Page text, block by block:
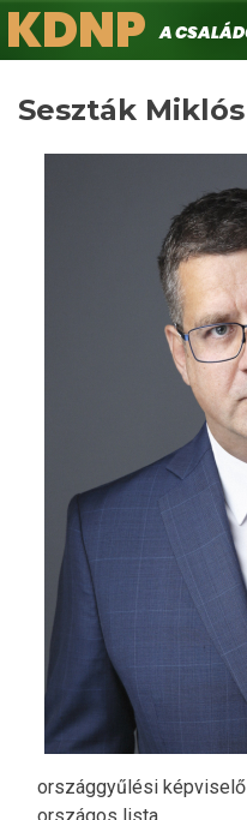
Ugrás
a
Keresés
KDNPA családokért.
Seszták Miklós
országgyűlési képviselő